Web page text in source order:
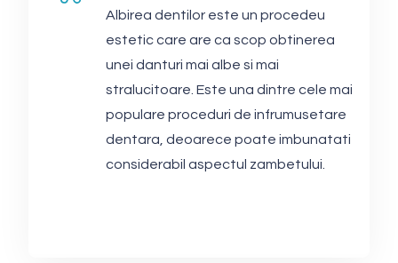
Albirea dentilor este un procedeu
estetic care are ca scop obtinerea
unei danturi mai albe si mai
stralucitoare. Este una dintre cele mai
populare proceduri de infrumusetare
dentara, deoarece poate imbunatati
considerabil aspectul zambetului.